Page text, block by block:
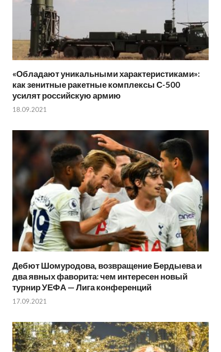
«Обладают уникальными характеристиками»:
как зенитные ракетные комплексы С-500
усилят российскую армию
18.09.2021
Дебют Шомуродова, возвращение Бердыева и
два явных фаворита: чем интересен новый
турнир УЕФА — Лига конференций
17.09.2021